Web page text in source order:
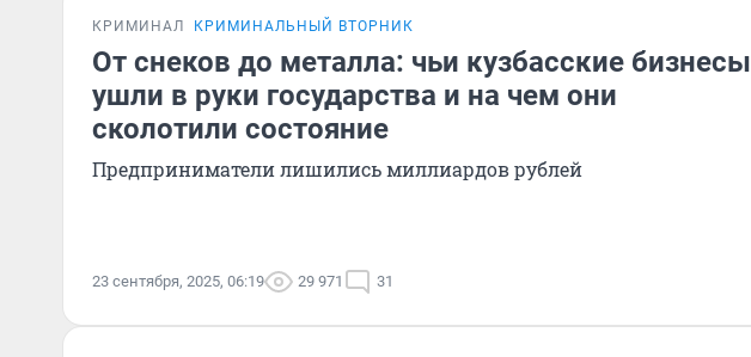
КРИМИНАЛ КРИМИНАЛЬНЫЙ ВТОРНИК
От снеков до металла: чьи кузбасские бизнесы
ушли в руки государства и на чем они
сколотили состояние
Предприниматели лишились миллиардов рублей
23 сентября, 2025, 06:19 29 971 31